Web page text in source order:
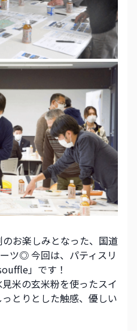
お楽しみとなった、国道
ツ◎ 今回は、パティスリ
」です！
米の玄米粉を使ったスイ
とりとした触感、優しい